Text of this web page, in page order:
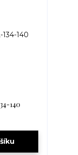
140